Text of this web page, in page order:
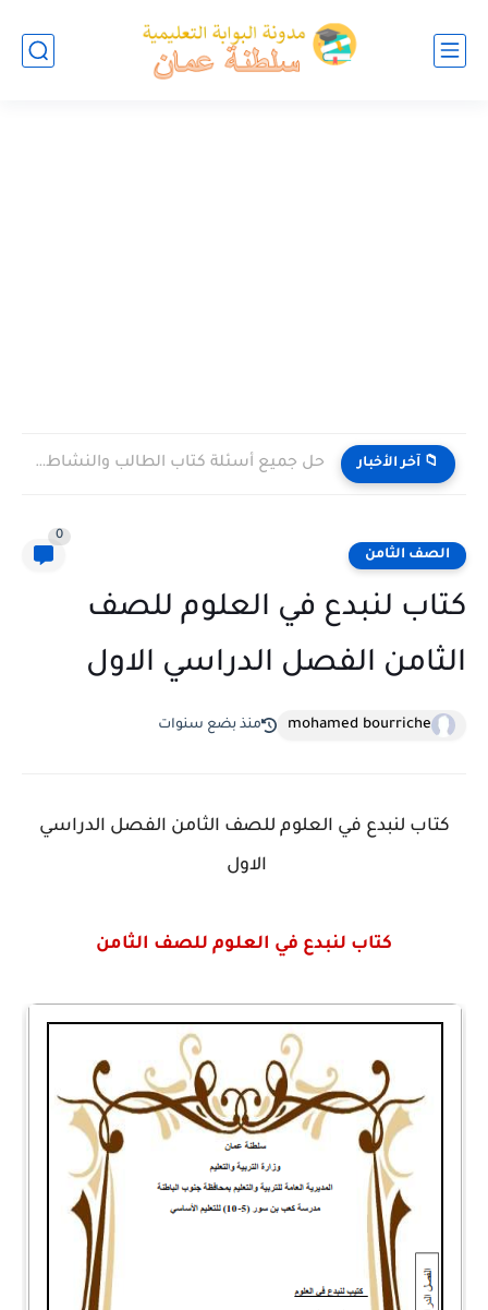
📁 آخر الأخبار حل جميع أسئلة كتاب الطالب والنشاط في الاحياء للصف العاشر...
الصف الثامن
0
كتاب لنبدع في العلوم للصف
الثامن الفصل الدراسي الاول
mohamed bourriche منذ بضع سنوات
كتاب لنبدع في العلوم للصف الثامن الفصل الدراسي
الاول
كتاب لنبدع في العلوم للصف الثامن